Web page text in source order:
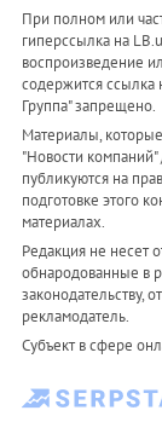
При полном или
гиперссылка на
воспроизведение
содержится ссылка
Группа" запрещено.
Материалы,
"Новости
публикуются на
подготовке этого
материалах.
Редакция не несет
обнародованные в
законодательству,
рекламодатель.
Субъект в сфере